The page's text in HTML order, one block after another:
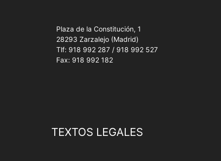
Plaza de la Constitución, 1
28293 Zarzalejo (Madrid)
Tlf: 918 992 287 / 918 992 527
Fax: 918 992 182
TEXTOS LEGALES